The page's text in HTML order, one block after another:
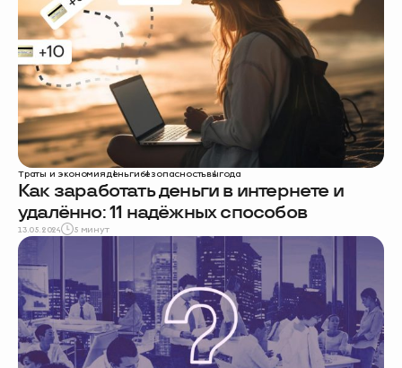
Траты и экономияденьгибезопасностьвыгода
Как заработать деньги в интернете и
удалённо: 11 надёжных способов
13.05.2024 5 минут